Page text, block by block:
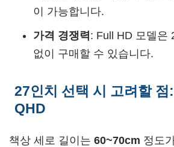
이 가능합니다.
가격 경쟁력 : Full HD 모델은
없이 구매할 수 있습니다.
27인치 선택 시 고려할
QHD
책상 세로 길이는 60~70cm 정도